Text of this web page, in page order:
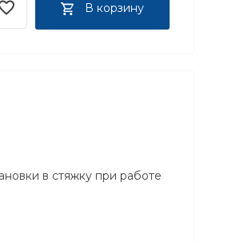
В корзину
в стяжку при работе